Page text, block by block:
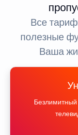
Все
полезные
Ваша